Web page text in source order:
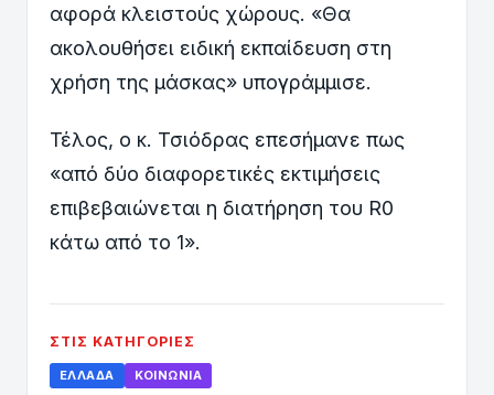
αφορά κλειστούς χώρους. «Θα
ακολουθήσει ειδική εκπαίδευση στη
χρήση της μάσκας» υπογράμμισε.
Τέλος, ο κ. Τσιόδρας επεσήμανε πως
«από δύο διαφορετικές εκτιμήσεις
επιβεβαιώνεται η διατήρηση του R0
κάτω από το 1».
ΣΤΙΣ ΚΑΤΗΓΟΡΊΕΣ
ΕΛΛΆΔΑ ΚΟΙΝΩΝΊΑ